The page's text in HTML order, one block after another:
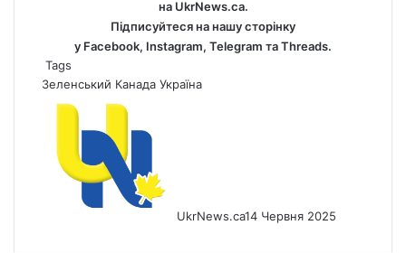
на UkrNews.ca.
Підписуйтеся на нашу сторінку
у Facebook, Instagram, Telegram таThreads.
Tags
Зеленський Канада Україна
UkrNews.ca14 Червня 2025